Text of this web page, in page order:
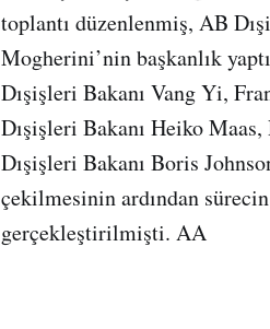
toplantı düzenlenmiş, AB
Mogherini’nin başkanlık
Dışişleri Bakanı Vang Yi,
Dışişleri Bakanı Heiko
Dışişleri Bakanı Boris
çekilmesinin ardından
gerçekleştirilmişti. AA